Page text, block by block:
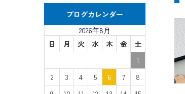
ブログカレンダー
2026年8月
日
月 火 水 木 金
土
1
2
3 4 5 6 7
8